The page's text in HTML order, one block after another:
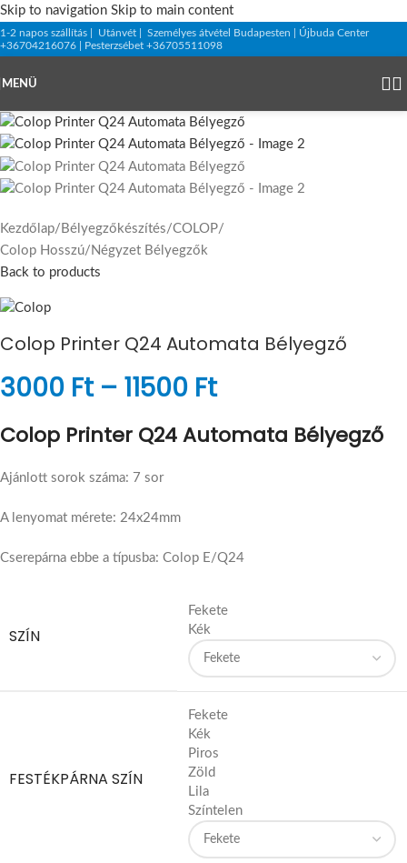
Skip to navigation Skip to main content
1-2 napos szállítás | Utánvét | Személyes átvétel Budapesten | Újbuda Center
+36704216076 | Pesterzsébet +36705511098
MENÜ
Kezdőlap/ Bélyegzőkészítés/COLOP/
Colop Hosszú/Négyzet Bélyegzők
Back to products
Colop Printer Q24 Automata Bélyegző
3000 Ft – 11500 Ft
Colop Printer Q24 Automata Bélyegző
Ajánlott sorok száma: 7 sor
A lenyomat mérete: 24x24mm
Cserepárna ebbe a típusba: Colop E/Q24
SZÍN
Fekete
Kék
FESTÉKPÁRNA SZÍN
Fekete
Kék
Piros
Zöld
Lila
Színtelen